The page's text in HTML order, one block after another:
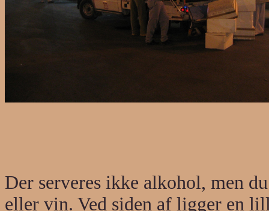
Der serveres ikke alkohol, men
eller vin. Ved siden af ligger en